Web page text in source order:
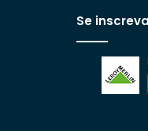
Se